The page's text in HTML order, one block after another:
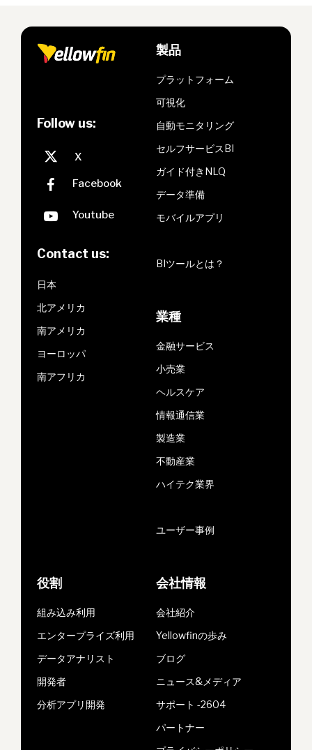
Follow us:
Contact us:
日本
北アメリカ
南アメリカ
ヨーロッパ
南アフリカ
製品
プラットフォーム
可視化
自動モニタリング
セルフサービスBI
ガイド付きNLQ
データ準備
モバイルアプリ
BIツールとは？
業種
金融サービス
小売業
ヘルスケア
情報通信業
製造業
不動産業
ハイテク業界
ユーザー事例
役割
組み込み利用
エンタープライズ利用
データアナリスト
開発者
分析アプリ開発
会社情報
会社紹介
Yellowfinの歩み
ブログ
ニュース&メディア
サポート -2604
パートナー